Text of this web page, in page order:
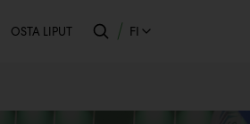
OSTA LIPUT FI